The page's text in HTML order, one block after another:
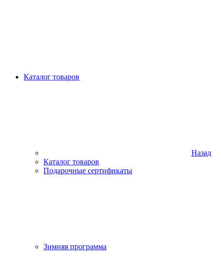
Каталог товаров
Назад
Каталог товаров
Подарочные сертификаты
Зимняя программа